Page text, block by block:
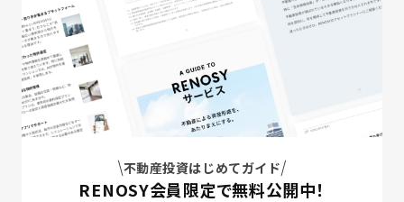
不動産投資はじめてガイド
RENOSY会員限定で無料公開中！